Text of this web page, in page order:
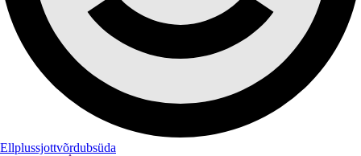
Ellplussjottvõrdubsüda